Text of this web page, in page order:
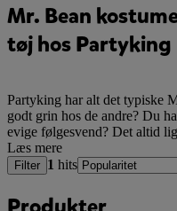
Mr. Bean
tøj hos Partyking
Partyking har alt det typiske
godt grin hos de andre? Du
evige følgesvend? Det altid
Læs mere
Filter 1 hits